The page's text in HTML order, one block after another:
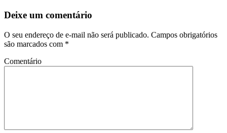
Deixe um comentário
O seu endereço de e-mail não será publicado. Campos obrigatórios
são marcados com *
Comentário